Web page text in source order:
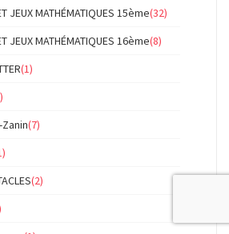
JEUX MATHÉMATIQUES 15ème(32)
JEUX MATHÉMATIQUES 16ème(8)
(1)
(7)
(2)